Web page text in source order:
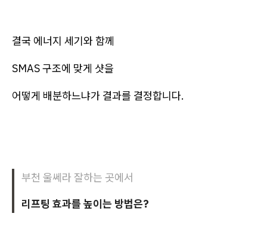
결국 에너지 세기와 함께
SMAS 구조에 맞게 샷을
어떻게 배분하느냐가 결과를 결정합니다.
부천 울쎄라 잘하는 곳에서
리프팅 효과를 높이는 방법은?